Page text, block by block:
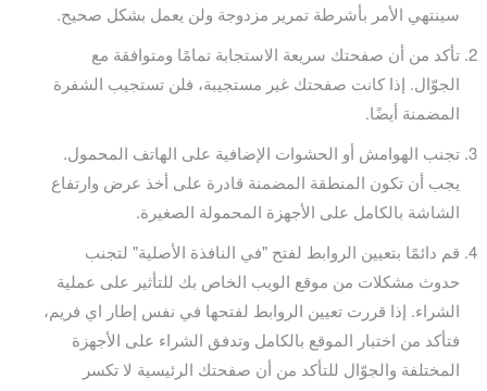
سينتهي الأمر بأشرطة تمرير مزدوجة ولن يعمل بشكل صحيح.
تأكد من أن صفحتك سريعة الاستجابة تمامًا ومتوافقة مع
الجوّال. إذا كانت صفحتك غير مستجيبة، فلن تستجيب الشفرة
المضمنة أيضًا.
تجنب الهوامش أو الحشوات الإضافية على الهاتف المحمول.
يجب أن تكون المنطقة المضمنة قادرة على أخذ عرض وارتفاع
الشاشة بالكامل على الأجهزة المحمولة الصغيرة.
قم دائمًا بتعيين الروابط لفتح "في النافذة الأصلية" لتجنب
حدوث مشكلات من موقع الويب الخاص بك للتأثير على عملية
الشراء. إذا قررت تعيين الروابط لفتحها في نفس إطار اي فريم،
فتأكد من اختبار الموقع بالكامل وتدفق الشراء على الأجهزة
المختلفة والجوّال للتأكد من أن صفحتك الرئيسية لا تكسر